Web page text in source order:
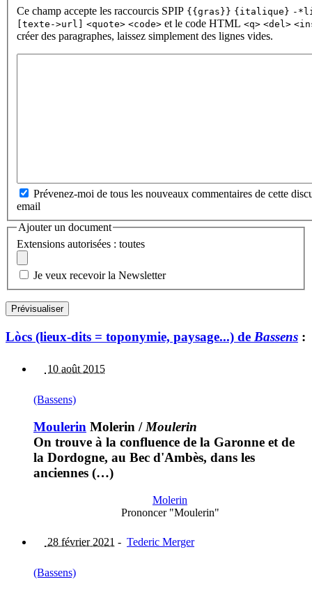
Ce champ accepte les raccourcis SPIP {{gras}} {italique} -
[texte->url]
<quote> <code> et le code HTML <q> <del>
créer des paragraphes, laissez simplement des lignes vides.
Prévenez-moi de tous les nouveaux commentaires de cette
email
Ajouter un document
Extensions autorisées : toutes
Je veux recevoir la Newsletter
Lòcs (lieux-dits = toponymie, paysage...) de Bassens :
10 août 2015
(Bassens)
Moulerin Molerin / Moulerin
On trouve à la confluence de la Garonne et de
la Dordogne, au Bec d'Ambès, dans les
anciennes (…)
Molerin
Prononcer "Moulerin"
28 février 2021 - Tederic Merger
(Bassens)